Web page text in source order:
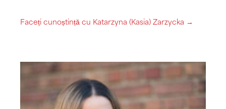
Faceți cunoștință cu Katarzyna (Kasia) Zarzycka →